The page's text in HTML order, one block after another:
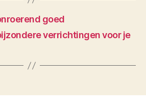
goed
verrichtingen voor je